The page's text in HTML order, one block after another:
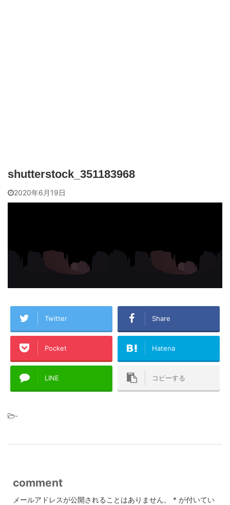
shutterstock_351183968
2020年6月19日
Twitter Share
Pocket Hatena
LINE コピーする
-
comment
メールアドレスが公開されることはありません。 * が付いてい